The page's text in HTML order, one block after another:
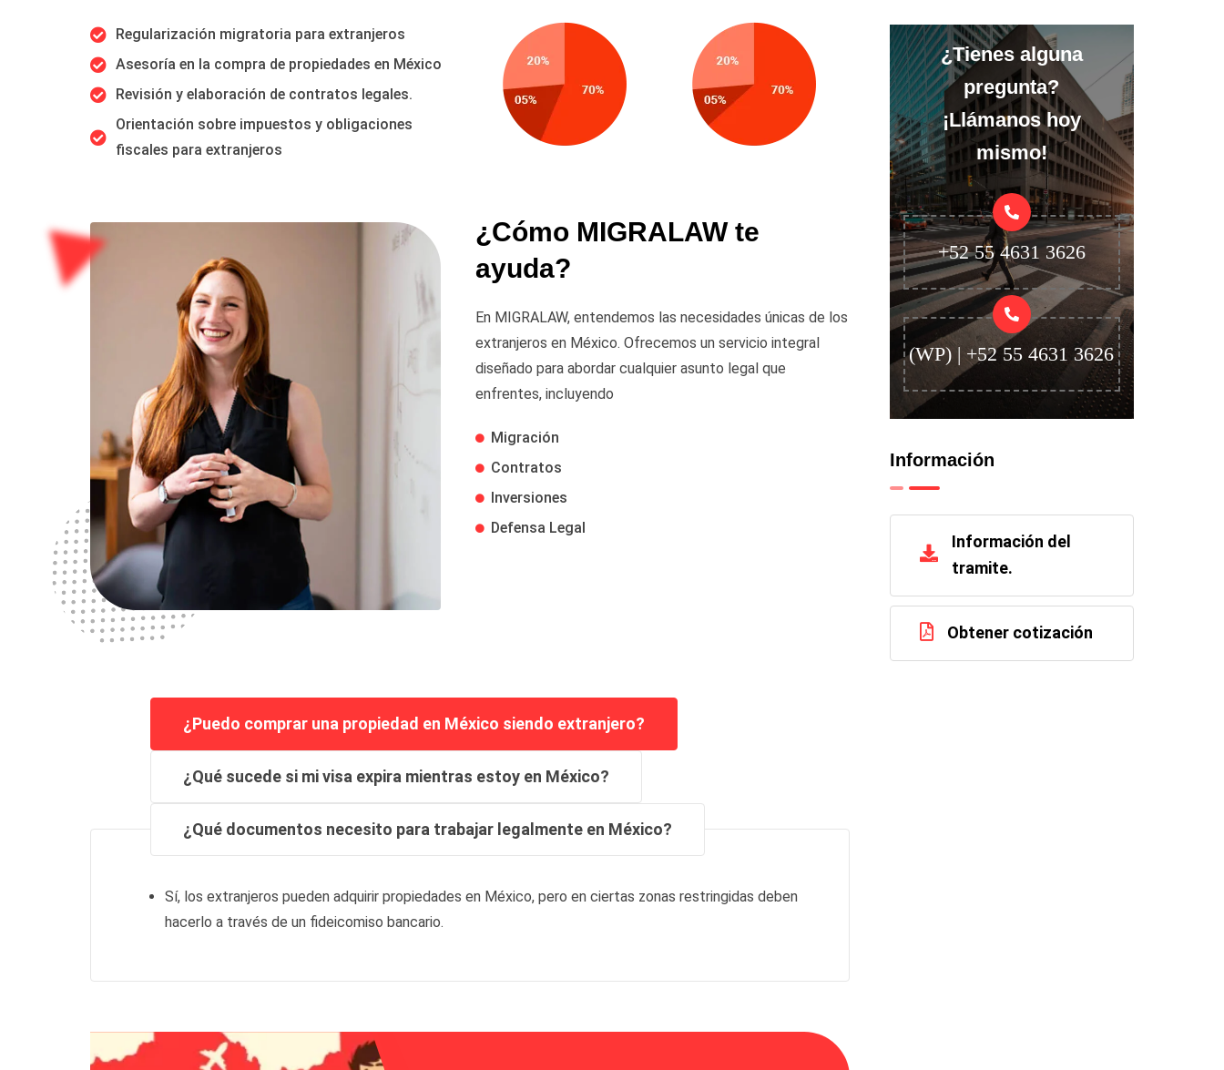
Regularización migratoria para extranjeros
Asesoría en la compra de propiedades en México
Revisión y elaboración de contratos legales.
Orientación sobre impuestos y obligaciones
fiscales para extranjeros
¿Cómo MIGRALAW te
ayuda?
En MIGRALAW, entendemos las necesidades únicas de los
extranjeros en México. Ofrecemos un servicio integral
diseñado para abordar cualquier asunto legal que
enfrentes, incluyendo
Migración
Contratos
Inversiones
Defensa Legal
¿Puedo comprar una propiedad en México siendo extranjero?
¿Qué sucede si mi visa expira mientras estoy en México?
¿Qué documentos necesito para trabajar legalmente en México?
Sí, los extranjeros pueden adquirir propiedades en México, pero en ciertas zonas restringidas deben
hacerlo a través de un fideicomiso bancario.
¿Tienes alguna
pregunta?
¡Llámanos hoy
mismo!
+52 55 4631 3626
(WP) | +52 55 4631 3626
Información
Información del
tramite.
Obtener cotización